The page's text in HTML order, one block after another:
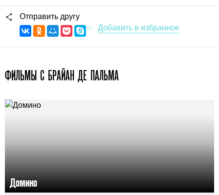
Отправить другу
ФИЛЬМЫ С БРАЙАН ДЕ ПАЛЬМА
Домино